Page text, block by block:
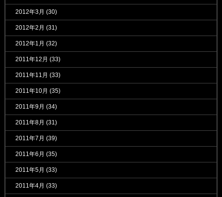
2012年3月 (30)
2012年2月 (31)
2012年1月 (32)
2011年12月 (33)
2011年11月 (33)
2011年10月 (35)
2011年9月 (34)
2011年8月 (31)
2011年7月 (39)
2011年6月 (35)
2011年5月 (33)
2011年4月 (33)